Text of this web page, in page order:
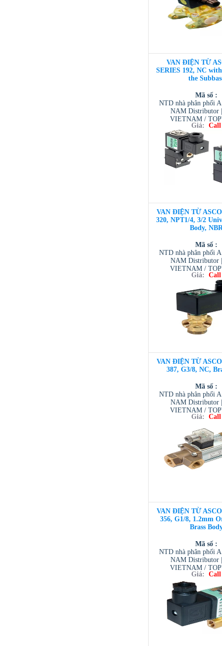
VAN ĐIỆN TỪ
SERIES 192, NC
the
Mã số :
NTD nhà phân phối
NAM Distributor
VIETNAM /
VIETNAM /
/ TESCOM
Giá: Call
VAN ĐIỆN TỪ ASCO
320, NPT1/4, 3/2
Body,
Mã số :
NTD nhà phân phối
NAM Distributor
VIETNAM /
VIETNAM /
/ TESCOM
Giá: Call
VAN ĐIỆN TỪ ASCO
387, G3/8, NC,
Mã số :
NTD nhà phân phối
NAM Distributor
VIETNAM /
VIETNAM /Giá: Call
VAN ĐIỆN TỪ ASCO
356, G1/8, 1.2mm
Brass
Mã số :
NTD nhà phân phối
NAM Distributor
VIETNAM /
VIETNAM /
/ TESCOM
Giá: Call